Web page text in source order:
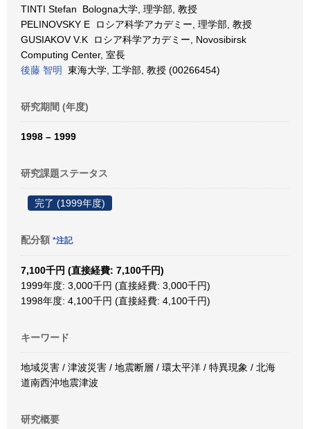
TINTI Stefan Bologna大学, 理学部, 教授
PELINOVSKY E ロシア科学アカデミー, 理学部, 教授
GUSIAKOV V.K ロシア科学アカデミー, Novosibirsk
Computing Center, 室長
後藤 智明
東海大学, 工学部, 教授 (00266454)
研究期間 (年度)
1998 – 1999
研究課題ステータス
完了 (1999年度)
配分額 *注記
7,100千円 (直接経費: 7,100千円)
1999年度: 3,000千円 (直接経費: 3,000千円)
1998年度: 4,100千円 (直接経費: 4,100千円)
キーワード
地域災害 / 津波災害 / 地震断層 / 環太平洋 / 特異現象 / 北海
道南西沖地震津波
研究概要